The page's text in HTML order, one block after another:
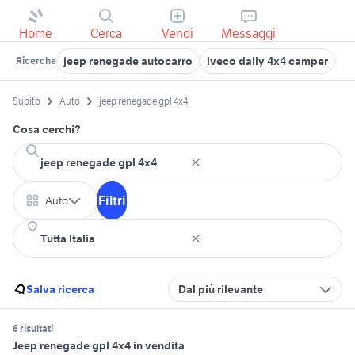
Home Cerca Vendi Messaggi
Ricerche jeep renegade autocarro iveco daily 4x4 camper
Subito Auto jeep renegade gpl 4x4
Cosa cerchi?
Auto Filtri
Salva ricerca Dal più rilevante
6 risultati
Jeep renegade gpl 4x4 in vendita